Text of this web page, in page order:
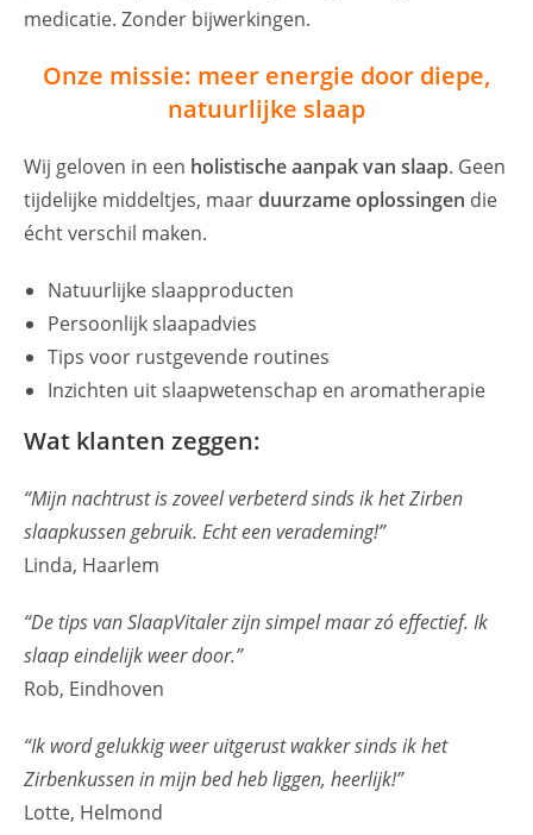
medicatie. Zonder bijwerkingen.
Onze missie: meer energie door diepe,
natuurlijke slaap
Wij geloven in een holistische aanpak van slaap. Geen
tijdelijke middeltjes, maarduurzame oplossingen die
écht verschil maken.
Natuurlijke slaapproducten
Persoonlijk slaapadvies
Tips voor rustgevende routines
Inzichten uit slaapwetenschap en aromatherapie
Wat klanten zeggen:
“Mijn nachtrust is zoveel verbeterd sinds ik het Zirben
slaapkussen gebruik. Echt een verademing!”
Linda, Haarlem
“De tips van SlaapVitaler zijn simpel maar zó effectief. Ik
slaap eindelijk weer door.”
Rob, Eindhoven
“Ik word gelukkig weer uitgerust wakker sinds ik het
Zirbenkussen in mijn bed heb liggen, heerlijk!”
Lotte, Helmond